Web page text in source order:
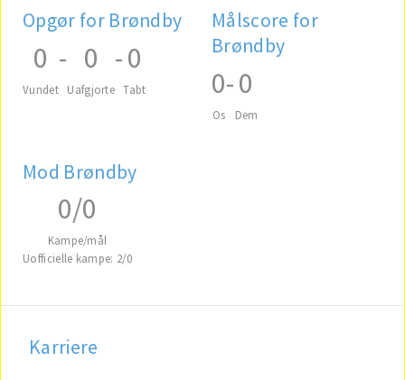
Opgør for Brøndby
0
Vundet
- 0
Uafgjorte
-0
Tabt
Målscore for
Brøndby
0
Os
-0
Dem
Mod Brøndby
0/0
Kampe/mål
Uofficielle kampe: 2/0
Karriere